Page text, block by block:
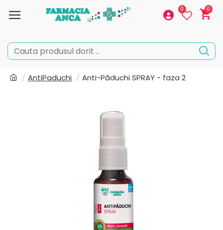
0 0
AntiPaduchi Anti-Păduchi SPRAY - faza 2